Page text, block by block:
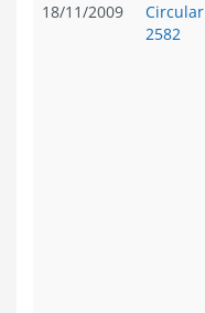
18/11/2009
Circular
2582